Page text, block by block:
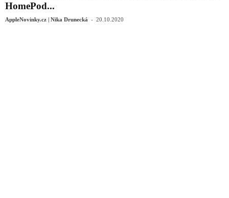
HomePod...
AppleNovinky.cz | Nika Drunecká - 20.10.2020